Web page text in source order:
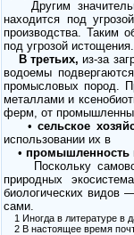
Другим
находится под
производства. Таким
под угрозой истощения.
В третьих, из-за
водоемы
промысловых пород.
металлами и
ферм, от
•сельское
использовании их
• промышленность
Поскольку
природных
биологических видов
сами.
1 Иногда в литературе в
2 В настоящее время